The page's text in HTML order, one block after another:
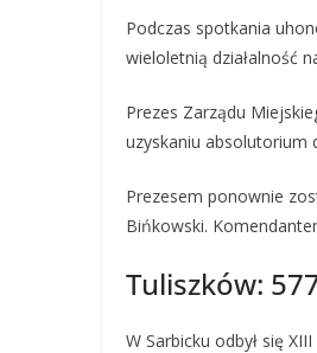
Podczas spotkania
wieloletnią działalność
Prezes Zarządu
uzyskaniu absolutorium
Prezesem ponownie
Bińkowski.
Tuliszków:
W Sarbicku odbył się